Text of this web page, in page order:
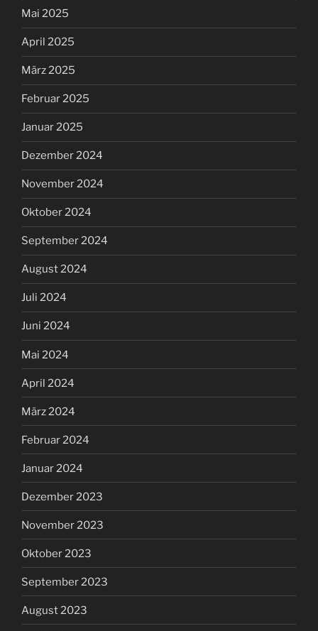
Mai 2025
April 2025
März 2025
Februar 2025
Januar 2025
Dezember 2024
November 2024
Oktober 2024
September 2024
August 2024
Juli 2024
Juni 2024
Mai 2024
April 2024
März 2024
Februar 2024
Januar 2024
Dezember 2023
November 2023
Oktober 2023
September 2023
August 2023